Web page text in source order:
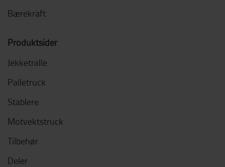
Bærekraft
Produktsider
Jekketralle
Palletruck
Stablere
Motvektstruck
Tilbehør
Deler